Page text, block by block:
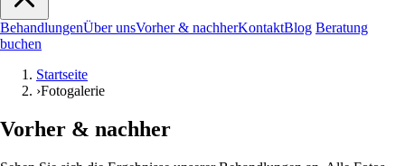
BehandlungenÜber unsVorher & nachherKontaktBlog Beratung
buchen
Startseite
›Fotogalerie
Vorher & nachher